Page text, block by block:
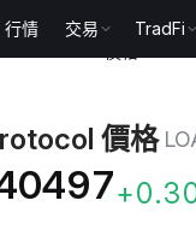
行情 交易 TradFi
價格